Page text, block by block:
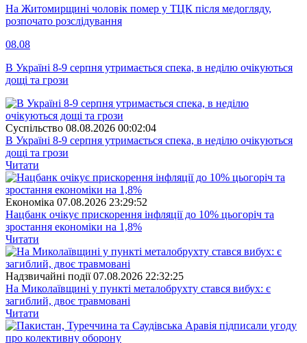
На Житомирщині чоловік помер у ТЦК після медогляду,
розпочато розслідування
08.08
В Україні 8-9 серпня утримається спека, в неділю очікуються
дощі та грози
Суспiльство 08.08.2026 00:02:04
В Україні 8-9 серпня утримається спека, в неділю очікуються
дощі та грози
Читати
Економіка 07.08.2026 23:29:52
Нацбанк очікує прискорення інфляції до 10% цьогоріч та
зростання економіки на 1,8%
Читати
Надзвичайні події 07.08.2026 22:32:25
На Миколаївщині у пункті металобрухту стався вибух: є
загиблий, двоє травмовані
Читати